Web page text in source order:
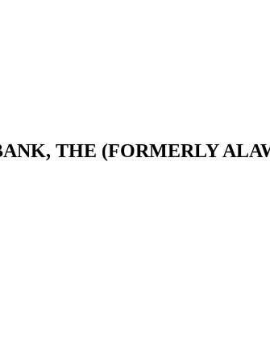
THE (FORMERLY